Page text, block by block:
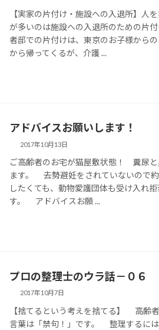
【実家の片付け・施設への入退所】人
が多いのは施設への入退所のための片
者邸での片付けは、東京のお子様から
から帰ってくるが、介護 ...
アドバイスお願いします！
2017年10月13日
ご高齢者のお宅が猫屋敷状態！ 糞尿
ます。 去勢避妊をされていないので
したくても、動物愛護団体も受け入れ
す。 アドバイスお願 ...
プロの整理士のウラ話－０６
2017年10月7日
【捨てるという考えを捨てる】 高齢
言葉は「禁句！」です。 整理するに